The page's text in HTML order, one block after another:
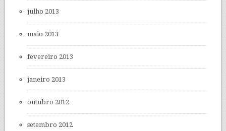
julho 2013
maio 2013
fevereiro 2013
janeiro 2013
outubro 2012
setembro 2012